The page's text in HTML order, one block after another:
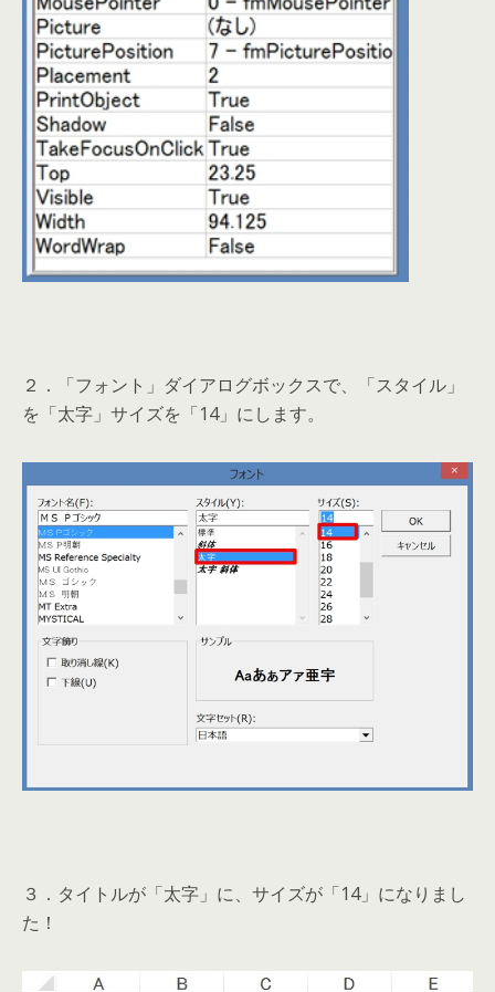
２．「フォント」ダイアログボックスで、「スタイル」
を「太字」サイズを「14」にします。
３．タイトルが「太字」に、サイズが「14」になりまし
た！